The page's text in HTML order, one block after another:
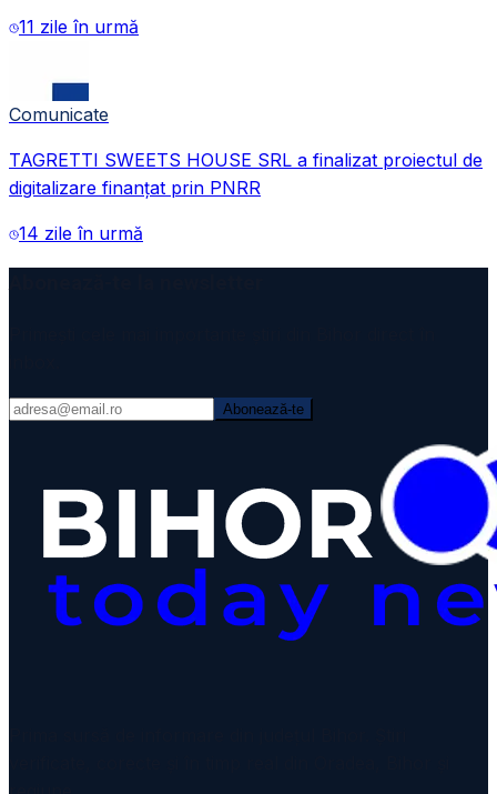
11 zile în urmă
Comunicate
TAGRETTI SWEETS HOUSE SRL a finalizat proiectul de
digitalizare finanțat prin PNRR
14 zile în urmă
Abonează-te